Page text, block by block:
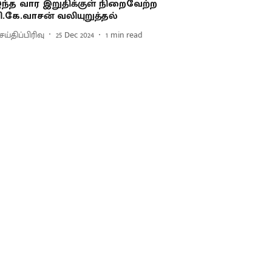
வார இறுதிக்குள் நிறைவேற்ற
வலியுறுத்தல்
25 Dec 2024 1 min read